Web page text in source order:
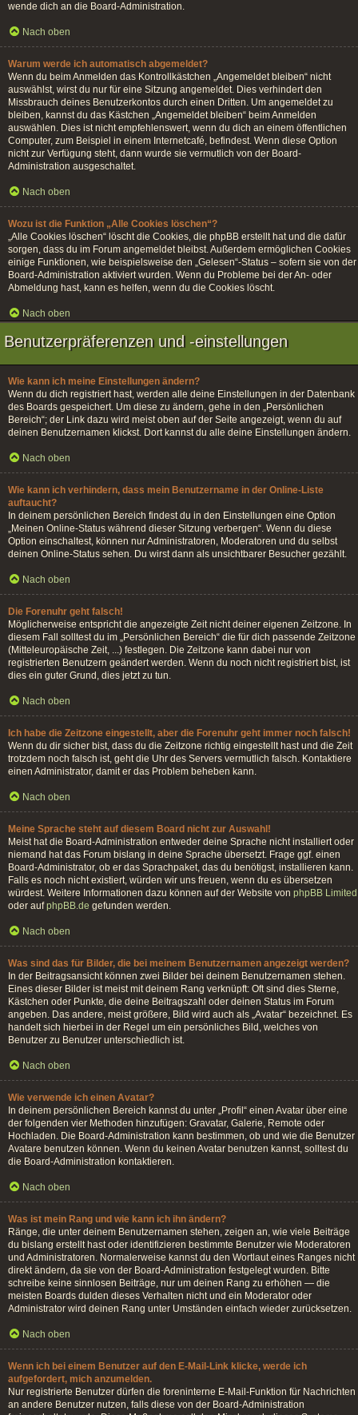
wende dich an die Board-Administration.
Nach oben
Warum werde ich automatisch abgemeldet?
Wenn du beim Anmelden das Kontrollkästchen „Angemeldet bleiben“ nicht
auswählst, wirst du nur für eine Sitzung angemeldet. Dies verhindert den
Missbrauch deines Benutzerkontos durch einen Dritten. Um angemeldet zu
bleiben, kannst du das Kästchen „Angemeldet bleiben“ beim Anmelden
auswählen. Dies ist nicht empfehlenswert, wenn du dich an einem öffentlichen
Computer, zum Beispiel in einem Internetcafé, befindest. Wenn diese Option
nicht zur Verfügung steht, dann wurde sie vermutlich von der Board-
Administration ausgeschaltet.
Nach oben
Wozu ist die Funktion „Alle Cookies löschen“?
„Alle Cookies löschen“ löscht die Cookies, die phpBB erstellt hat und die dafür
sorgen, dass du im Forum angemeldet bleibst. Außerdem ermöglichen Cookies
einige Funktionen, wie beispielsweise den „Gelesen“-Status – sofern sie von der
Board-Administration aktiviert wurden. Wenn du Probleme bei der An- oder
Abmeldung hast, kann es helfen, wenn du die Cookies löscht.
Nach oben
Benutzerpräferenzen und -einstellungen
Wie kann ich meine Einstellungen ändern?
Wenn du dich registriert hast, werden alle deine Einstellungen in der Datenbank
des Boards gespeichert. Um diese zu ändern, gehe in den „Persönlichen
Bereich“; der Link dazu wird meist oben auf der Seite angezeigt, wenn du auf
deinen Benutzernamen klickst. Dort kannst du alle deine Einstellungen ändern.
Nach oben
Wie kann ich verhindern, dass mein Benutzername in der Online-Liste
auftaucht?
In deinem persönlichen Bereich findest du in den Einstellungen eine Option
„Meinen Online-Status während dieser Sitzung verbergen“. Wenn du diese
Option einschaltest, können nur Administratoren, Moderatoren und du selbst
deinen Online-Status sehen. Du wirst dann als unsichtbarer Besucher gezählt.
Nach oben
Die Forenuhr geht falsch!
Möglicherweise entspricht die angezeigte Zeit nicht deiner eigenen Zeitzone. In
diesem Fall solltest du im „Persönlichen Bereich“ die für dich passende Zeitzone
(Mitteleuropäische Zeit, ...) festlegen. Die Zeitzone kann dabei nur von
registrierten Benutzern geändert werden. Wenn du noch nicht registriert bist, ist
dies ein guter Grund, dies jetzt zu tun.
Nach oben
Ich habe die Zeitzone eingestellt, aber die Forenuhr geht immer noch falsch!
Wenn du dir sicher bist, dass du die Zeitzone richtig eingestellt hast und die Zeit
trotzdem noch falsch ist, geht die Uhr des Servers vermutlich falsch. Kontaktiere
einen Administrator, damit er das Problem beheben kann.
Nach oben
Meine Sprache steht auf diesem Board nicht zur Auswahl!
Meist hat die Board-Administration entweder deine Sprache nicht installiert oder
niemand hat das Forum bislang in deine Sprache übersetzt. Frage ggf. einen
Board-Administrator, ob er das Sprachpaket, das du benötigst, installieren kann.
Falls es noch nicht existiert, würden wir uns freuen, wenn du es übersetzen
würdest. Weitere Informationen dazu können auf der Website von phpBB Limited
oder aufphpBB.de gefunden werden.
Nach oben
Was sind das für Bilder, die bei meinem Benutzernamen angezeigt werden?
In der Beitragsansicht können zwei Bilder bei deinem Benutzernamen stehen.
Eines dieser Bilder ist meist mit deinem Rang verknüpft: Oft sind dies Sterne,
Kästchen oder Punkte, die deine Beitragszahl oder deinen Status im Forum
angeben. Das andere, meist größere, Bild wird auch als „Avatar“ bezeichnet. Es
handelt sich hierbei in der Regel um ein persönliches Bild, welches von
Benutzer zu Benutzer unterschiedlich ist.
Nach oben
Wie verwende ich einen Avatar?
In deinem persönlichen Bereich kannst du unter „Profil“ einen Avatar über eine
der folgenden vier Methoden hinzufügen: Gravatar, Galerie, Remote oder
Hochladen. Die Board-Administration kann bestimmen, ob und wie die Benutzer
Avatare benutzen können. Wenn du keinen Avatar benutzen kannst, solltest du
die Board-Administration kontaktieren.
Nach oben
Was ist mein Rang und wie kann ich ihn ändern?
Ränge, die unter deinem Benutzernamen stehen, zeigen an, wie viele Beiträge
du bislang erstellt hast oder identifizieren bestimmte Benutzer wie Moderatoren
und Administratoren. Normalerweise kannst du den Wortlaut eines Ranges nicht
direkt ändern, da sie von der Board-Administration festgelegt wurden. Bitte
schreibe keine sinnlosen Beiträge, nur um deinen Rang zu erhöhen — die
meisten Boards dulden dieses Verhalten nicht und ein Moderator oder
Administrator wird deinen Rang unter Umständen einfach wieder zurücksetzen.
Nach oben
Wenn ich bei einem Benutzer auf den E-Mail-Link klicke, werde ich
aufgefordert, mich anzumelden.
Nur registrierte Benutzer dürfen die foreninterne E-Mail-Funktion für Nachrichten
an andere Benutzer nutzen, falls diese von der Board-Administration